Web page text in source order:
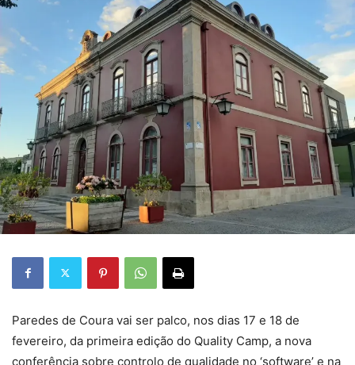
Paredes de Coura vai ser palco, nos dias 17 e 18 de
fevereiro, da primeira edição do Quality Camp, a nova
conferência sobre controlo de qualidade no ‘software’ e na